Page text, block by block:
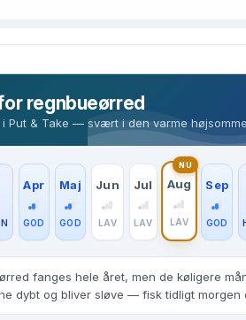
regnbueørred
Put & Take — svært i den varme
Apr
GOD
Maj
GOD
Jun
LAV
Jul
LAV
NU
Aug
LAV
Sep
GOD
fanges hele året, men de køligere
dybt og bliver sløve — fisk tidligt morgen